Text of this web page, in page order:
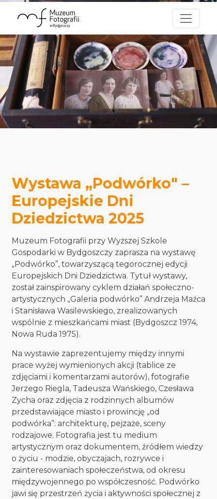
Wystawa „Podwórko" –
Europejskie Dni
Dziedzictwa 2025
Muzeum Fotografii przy Wyższej Szkole
Gospodarki w Bydgoszczy zaprasza na wystawę
„Podwórko”, towarzyszącą tegorocznej edycji
Europejskich Dni Dziedzictwa. Tytuł wystawy,
został zainspirowany cyklem działań społeczno-
artystycznych „Galeria podwórko” Andrzeja Maźca
i Stanisława Wasilewskiego, zrealizowanych
wspólnie z mieszkańcami miast (Bydgoszcz 1974,
Nowa Ruda 1975).
Na wystawie zaprezentujemy między innymi
prace wyżej wymienionych akcji (tablice ze
zdjęciami i komentarzami autorów), fotografie
Jerzego Riegla, Tadeusza Wańskiego, Czesława
Zycha oraz zdjęcia z rodzinnych albumów
przedstawiające miasto i prowincję „od
podwórka”: architekturę, pejzaże, sceny
rodzajowe. Fotografia jest tu medium
artystycznym oraz dokumentem, źródłem wiedzy
o życiu - modzie, obyczajach, rozrywce i
zainteresowaniach społeczeństwa, od okresu
międzywojennego po współczesność. Podwórko
jawi się przestrzeń życia i aktywności społecznej z